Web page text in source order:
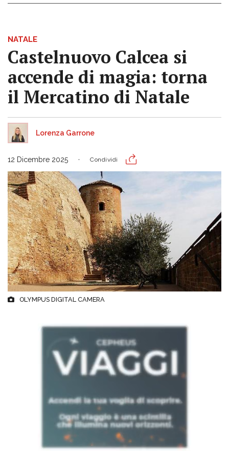
NATALE
Castelnuovo Calcea si
accende di magia: torna
il Mercatino di Natale
Lorenza Garrone
12 Dicembre 2025 Condividi
OLYMPUS DIGITAL CAMERA